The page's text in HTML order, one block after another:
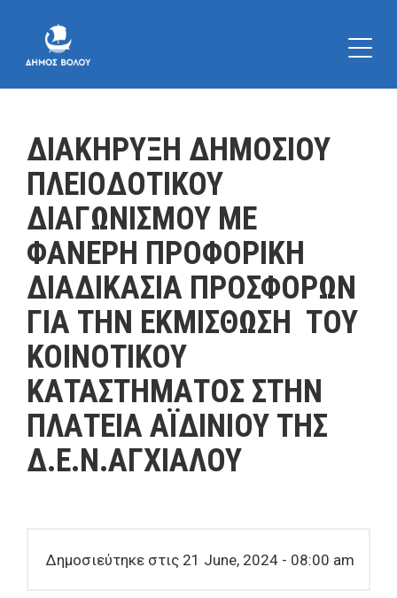
ΔΙΑΚΗΡΥΞΗ ΔΗΜΟΣΙΟΥ
ΠΛΕΙΟΔΟΤΙΚΟΥ
ΔΙΑΓΩΝΙΣΜΟΥ ΜΕ
ΦΑΝΕΡΗ ΠΡΟΦΟΡΙΚΗ
ΔΙΑΔΙΚΑΣΙΑ ΠΡΟΣΦΟΡΩΝ
ΓΙΑ ΤΗΝ ΕΚΜΙΣΘΩΣΗ ΤΟΥ
ΚΟΙΝΟΤΙΚΟΥ
ΚΑΤΑΣΤΗΜΑΤΟΣ ΣΤΗΝ
ΠΛΑΤΕΙΑ ΑΪΔΙΝΙΟΥ ΤΗΣ
Δ.Ε.Ν.ΑΓΧΙΑΛΟΥ
Δημοσιεύτηκε στις 21 June, 2024 - 08:00 am